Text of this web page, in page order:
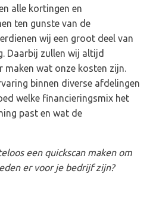
alle kortingen en
ten gunste van de
wij een groot deel van
Daarbij zullen wij altijd
wat onze kosten zijn.
binnen diverse afdelingen
welke financieringsmix het
past en wat de
een quickscan maken om
er voorje bedrijf zijn?